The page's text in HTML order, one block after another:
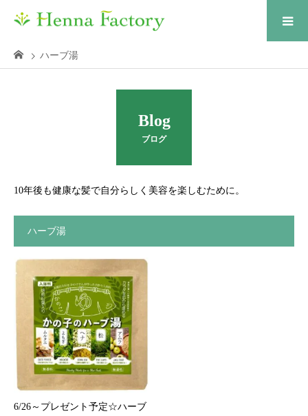
ハーブ湯
Blog
ブログ
10年後も健康な髪で自分らしく美容を楽しむために。
ハーブ湯
6/26～プレゼント予定☆ハーブ